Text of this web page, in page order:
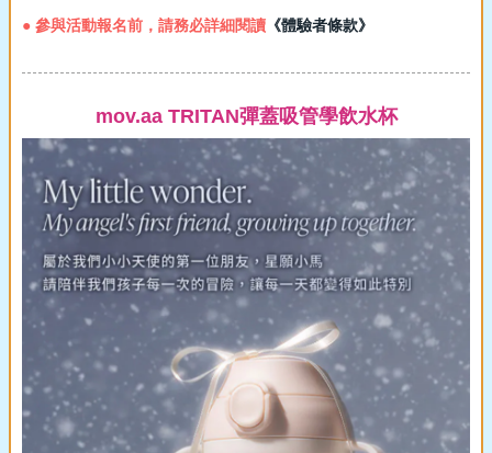
● 參與活動報名前，請務必詳細閱讀 《體驗者條款》
mov.aa TRITAN彈蓋吸管學飲水杯